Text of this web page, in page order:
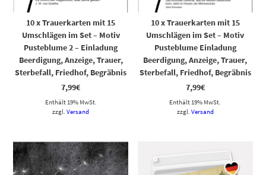
10 x Trauerkarten mit 15
Umschlägen im Set – Motiv
Pusteblume 2 – Einladung
Beerdigung, Anzeige, Trauer,
Sterbefall, Friedhof, Begräbnis
7,99€
Enthält 19% MwSt.
zzgl.Versand
10 x Trauerkarten mit 15
Umschlägen im Set – Motiv
Pusteblume Einladung
Beerdigung, Anzeige, Trauer,
Sterbefall, Friedhof, Begräbnis
7,99€
Enthält 19% MwSt.
zzgl. Versand